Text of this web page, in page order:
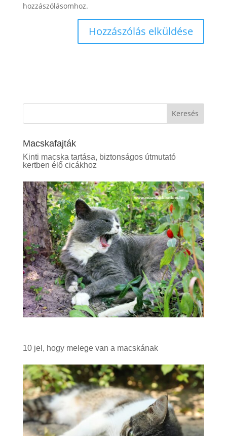
hozzászólásomhoz.
Keresés
Macskafajták
Kinti macska tartása, biztonságos útmutató
kertben élő cicákhoz
10 jel, hogy melege van a macskának